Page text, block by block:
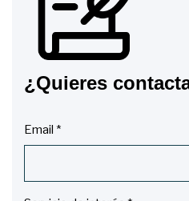
¿Quieres
Email *